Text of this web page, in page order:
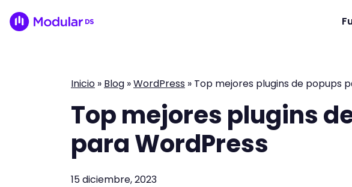
Inicio » Blog »WordPress » Top mejores plugins de popups
Top mejores plugins
para WordPress
15 diciembre, 2023